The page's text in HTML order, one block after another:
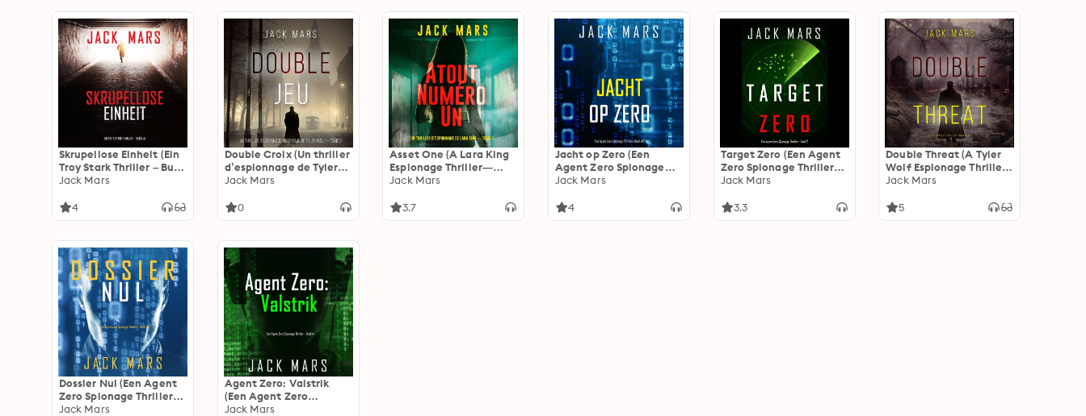
Skrupellose Einheit (Ein
Troy Stark Thriller – Buch
#1)
Jack Mars
4
Double Croix (Un thriller
d’espionnage de Tyler
Wolf — Tome 2)
Jack Mars
0
Asset One (A Lara King
Espionage Thriller—
Book 1)
Jack Mars
3.7
Jacht op Zero (Een
Agent Zero Spionage
Thriller—Boek #3)
Jack Mars
4
Target Zero (Een Agent
Zero Spionage Thriller—
Boek 2)
Jack Mars
3.3
Double Threat (A Tyler
Wolf Espionage Thriller
—Book 6)
Jack Mars
5
Dossier Nul (Een Agent
Zero Spionage Thriller—
Boek #5)
Jack Mars
Agent Zero: Valstrik
(Een Agent Zero
Spionage Thriller - Boek
Jack Mars